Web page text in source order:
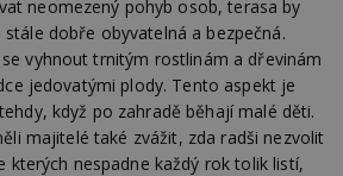
neomezený pohyb osob, terasa by
dobře obyvatelná a bezpečná.
vyhnout trnitým rostlinám a dřevinám
jedovatými plody. Tento aspekt je
když po zahradě běhají malé děti.
majitelé také zvážit, zda radši nezvolit
kterých nespadne každý rok tolik listí,